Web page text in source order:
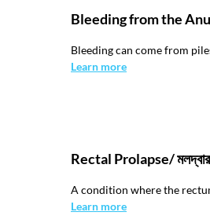
Bleeding from the Anus/
Bleeding can come from
Learn more
Rectal Prolapse/ মলদ্বার
A condition where the
Learn more